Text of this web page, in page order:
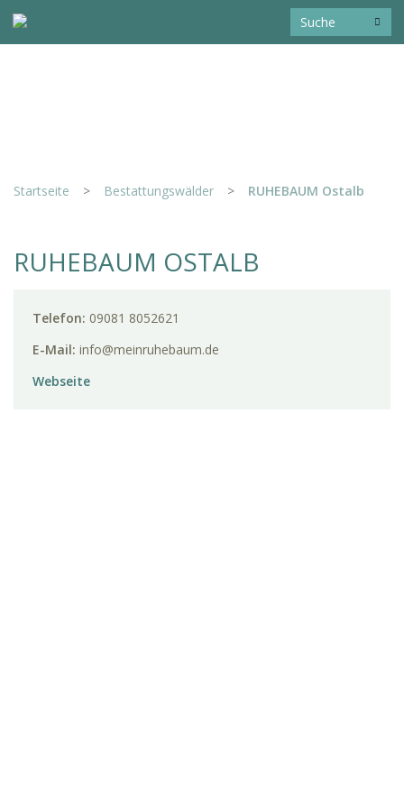
Startseite > Bestattungswälder > RUHEBAUM Ostalb
RUHEBAUM OSTALB
Telefon: 09081 8052621
E-Mail: info@meinruhebaum.de
Webseite